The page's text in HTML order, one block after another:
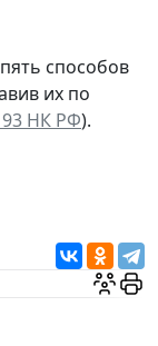
способов
их по
93 НК РФ).